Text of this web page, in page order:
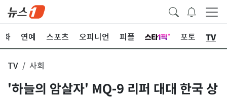
화 연예 스포츠 오피니언 피플 포토 TV
TV 사회
'하늘의 암살자' MQ-9 리퍼 대대 한국 상